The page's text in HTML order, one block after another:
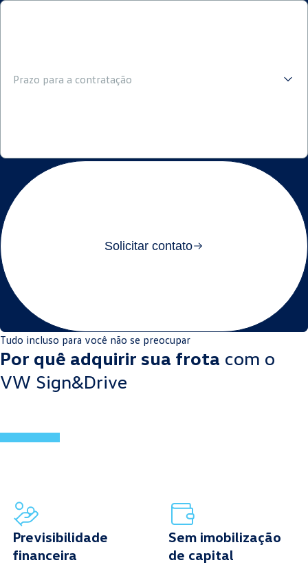
Prazo para a contratação
Solicitar contato
Por quê adquirir sua frota com o
VW Sign&Drive
Tudo incluso para você não se preocupar
Previsibilidade
financeira
Sem imobilização
de capital